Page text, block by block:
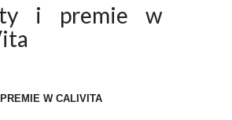
i premie w
W CALIVITA